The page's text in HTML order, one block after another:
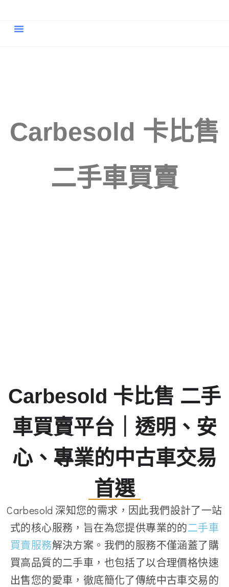
Carbesold 卡比售
二手車買賣
Carbesold 卡比售 二手
車買賣平台｜透明、安
心、專業的中古車交易
首選
Carbesold 深知您的需求，因此我們設計了一站
式的核心服務，旨在為您提供專業的的二手車
買賣服務解決方案。我們的服務不僅涵蓋了購
買高品質的二手車，也包括了以合理價格快速
出售您的愛車，徹底簡化了傳統中古車交易的